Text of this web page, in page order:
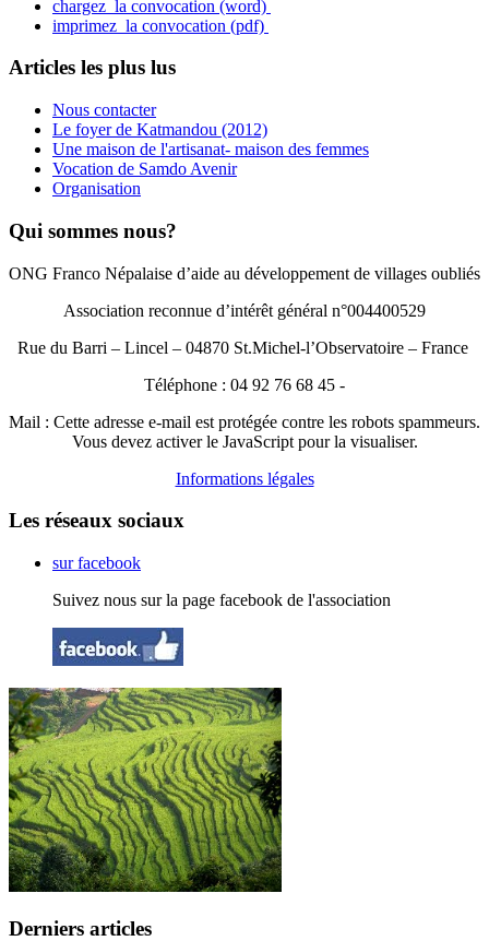
chargez la convocation (word)
imprimez la convocation (pdf)
Articles les plus lus
Nous contacter
Le foyer de Katmandou (2012)
Une maison de l'artisanat- maison des femmes
Vocation de Samdo Avenir
Organisation
Qui sommes nous?
ONG Franco Népalaise d’aide au développement de villages oubliés
Association reconnue d’intérêt général n°004400529
Rue du Barri – Lincel – 04870 St.Michel-l’Observatoire – France
Téléphone : 04 92 76 68 45 -
Mail : Cette adresse e-mail est protégée contre les robots spammeurs.
Vous devez activer le JavaScript pour la visualiser.
Informations légales
Les réseaux sociaux
sur facebook
Suivez nous sur la page facebook de l'association
Derniers articles